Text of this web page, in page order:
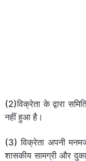
(2)विक्रेता के द्वारा
नहीं हुआ है।
(3) विक्रेता अपनी
शासकीय सामग्री और